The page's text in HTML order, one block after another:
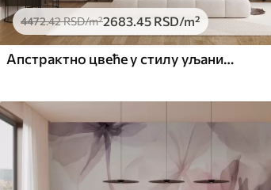
4472.42RSD/m²2683.45 RSD/m²
Апстрактно цвеће у стилу уљаних слика у меким тоновима